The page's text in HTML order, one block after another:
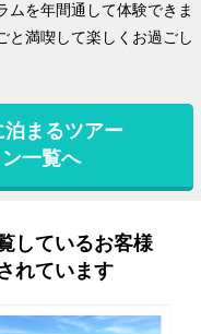
ムを年間通して体験できま
と満喫して楽しくお過ごし
まるツアー
一覧へ
しているお客様
れています